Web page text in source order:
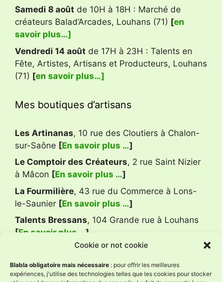
Cookie or not cookie
Blabla obligatoire mais nécessaire : pour offrir les meilleures
expériences, j'utilise des technologies telles que les cookies pour stocker
Samedi 8 août de 10H à 18H : Marché de
créateurs Balad’Arcades, Louhans (71) [en
savoir plus…]
Vendredi 14 août de 17H à 23H : Talents en
Fête, Artistes, Artisans et Producteurs, Louhans
(71) [en savoir plus…]
Mes boutiques d’artisans
Les Artinanas, 10 rue des Cloutiers à Chalon-
sur-Saône [En savoir plus …]
Le Comptoir des Créateurs, 2 rue Saint Nizier
à Mâcon [En savoir plus …]
La Fourmilière, 43 rue du Commerce à Lons-
le-Saunier [En savoir plus …]
Talents Bressans, 104 Grande rue à Louhans
[En savoir plus … ]
Avis Google